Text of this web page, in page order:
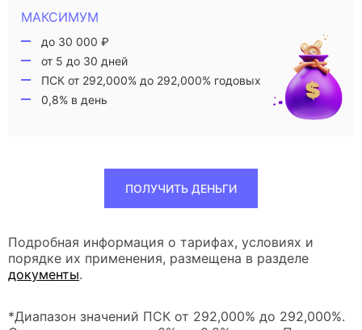
МАКСИМУМ
до 30 000 ₽
от 5 до 30 дней
ПСК от 292,000% до 292,000% годовых
0,8% в день
ПОЛУЧИТЬ ДЕНЬГИ
Подробная информация о тарифах, условиях и
порядке их применения, размещена в разделе
документы.
*Диапазон значений ПСК от 292,000% до 292,000%.